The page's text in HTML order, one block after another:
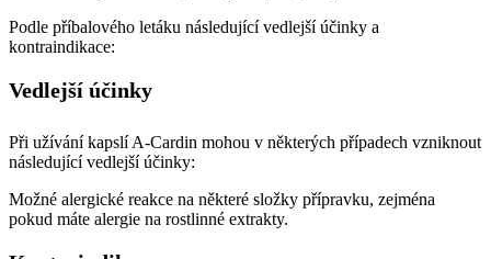
Podle příbalového letáku následující vedlejší účinky a
kontraindikace:
Vedlejší účinky
Při užívání kapslí A-Cardin mohou v některých případech vzniknout
následující vedlejší účinky:
Možné alergické reakce na některé složky přípravku, zejména
pokud máte alergie na rostlinné extrakty.